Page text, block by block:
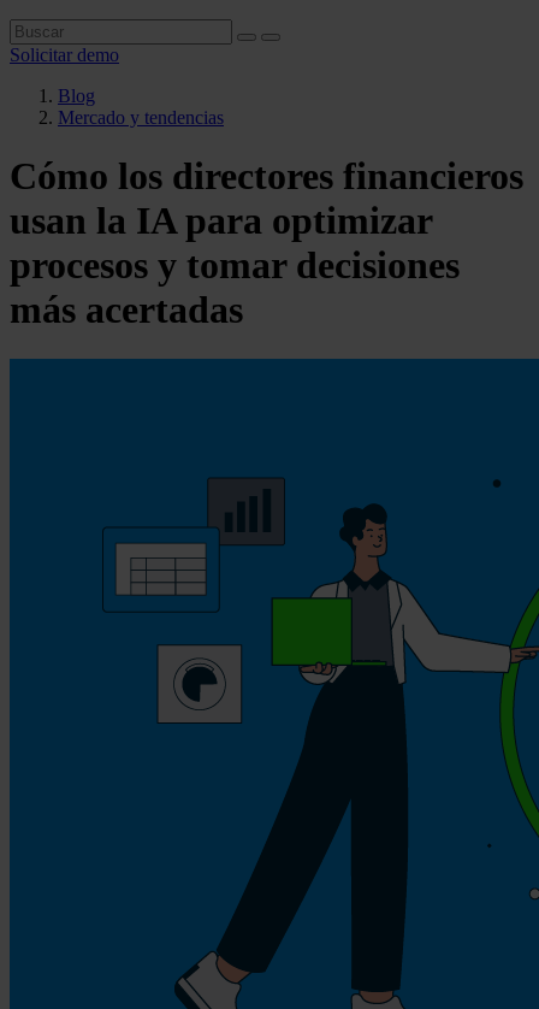
Solicitar demo
Blog
Mercado y tendencias
Cómo los directores financieros
usan la IA para optimizar
procesos y tomar decisiones
más acertadas